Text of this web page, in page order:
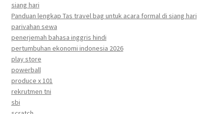
siang hari
Panduan lengkap Tas travel bag untuk acara formal di siang hari
parivahan sewa
penerjemah bahasa inggris hindi
pertumbuhan ekonomi indonesia 2026
play store
powerball
produce x 101
rekrutmen tni
sbi